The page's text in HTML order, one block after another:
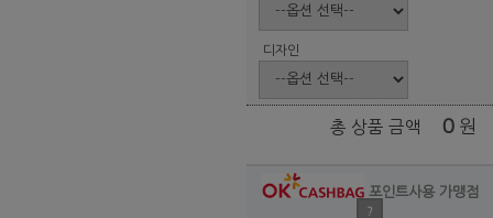
디자인
총 상품 금액 0 원
포인트사용 가맹점
?